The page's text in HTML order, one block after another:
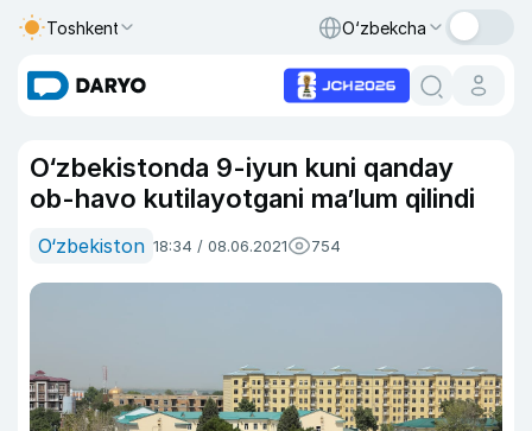
Toshkent O‘zbekcha
O‘zbekistonda 9-iyun kuni qanday
ob-havo kutilayotgani ma’lum qilindi
O‘zbekiston 18:34 / 08.06.2021 754